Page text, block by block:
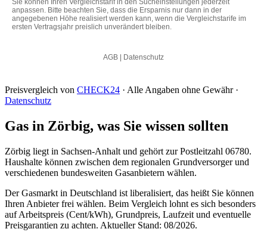
Preisvergleich von CHECK24 · Alle Angaben ohne Gewähr ·
Datenschutz
Gas in Zörbig, was Sie wissen sollten
Zörbig liegt in Sachsen-Anhalt und gehört zur Postleitzahl 06780.
Haushalte können zwischen dem regionalen Grundversorger und
verschiedenen bundesweiten Gasanbietern wählen.
Der Gasmarkt in Deutschland ist liberalisiert, das heißt Sie können
Ihren Anbieter frei wählen. Beim Vergleich lohnt es sich besonders
auf Arbeitspreis (Cent/kWh), Grundpreis, Laufzeit und eventuelle
Preisgarantien zu achten. Aktueller Stand: 08/2026.